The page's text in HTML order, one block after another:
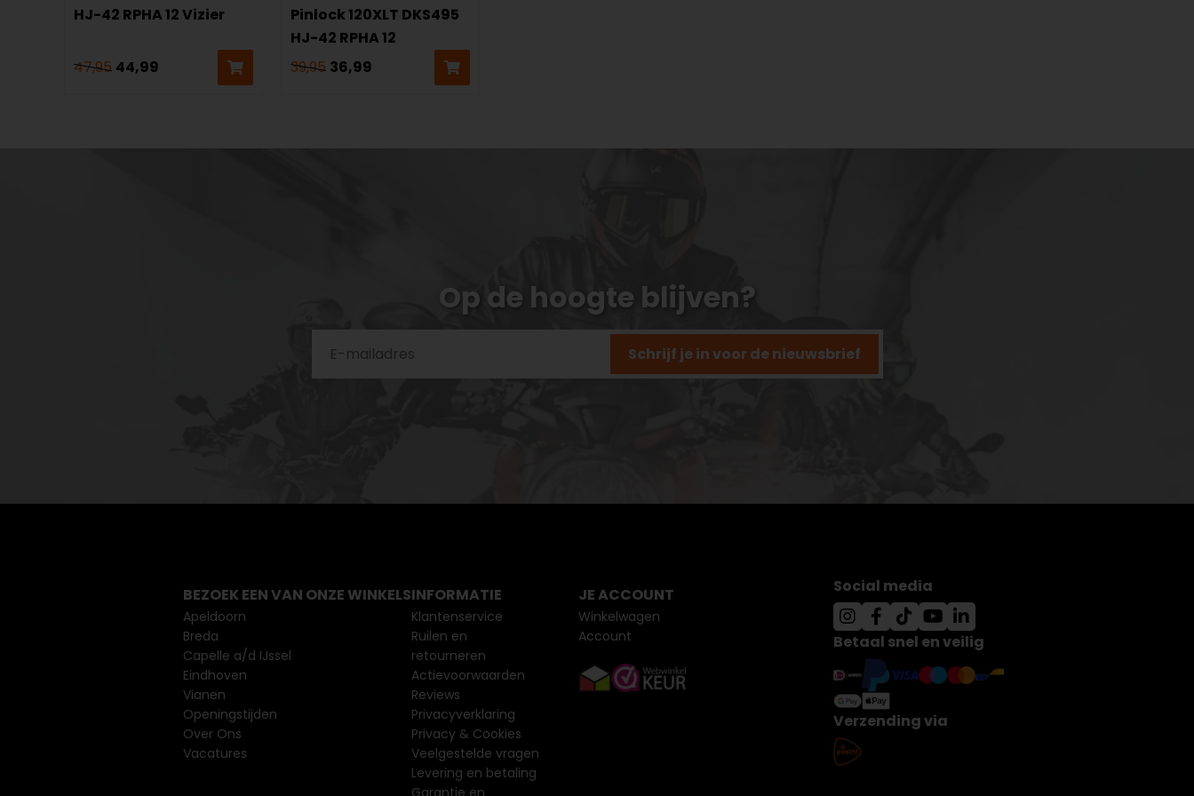
HJ-42 RPHA 12 Vizier
47,95 44,99
Pinlock 120XLT DKS495
HJ-42 RPHA 12
39,95 36,99
Op de hoogte blijven?
Schrijf je in voor de nieuwsbrief
BEZOEK EEN VAN ONZE WINKELS
Apeldoorn
Breda
Capelle a/d IJssel
Eindhoven
Vianen
Openingstijden
Over Ons
Vacatures
INFORMATIE
Klantenservice
Ruilen en
retourneren
Actievoorwaarden
Reviews
Privacyverklaring
Privacy & Cookies
Veelgestelde vragen
Levering en betaling
Garantie en
JE ACCOUNT
Winkelwagen
Account
Social media
Betaal snel en veilig
Verzending via